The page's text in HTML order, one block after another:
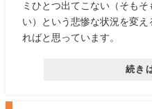
ミひとつ出てこない（そも
い）という悲惨な状況を変
ればと思っています。
続き